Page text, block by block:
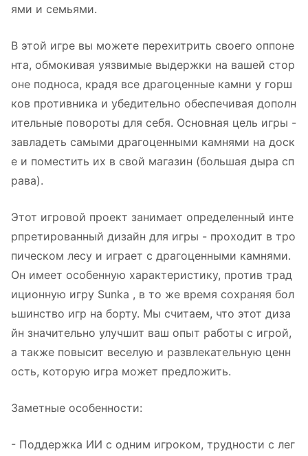
ями и семьями.
В этой игре вы можете перехитрить своего оппоне
нта, обмокивая уязвимые выдержки на вашей стор
оне подноса, крадя все драгоценные камни у горш
ков противника и убедительно обеспечивая дополн
ительные повороты для себя. Основная цель игры -
завладеть самыми драгоценными камнями на доск
е и поместить их в свой магазин (большая дыра сп
рава).
Этот игровой проект занимает определенный инте
рпретированный дизайн для игры - проходит в тро
пическом лесу и играет с драгоценными камнями.
Он имеет особенную характеристику, против трад
иционную игру Sunka , в то же время сохраняя бол
ьшинство игр на борту. Мы считаем, что этот диза
йн значительно улучшит ваш опыт работы с игрой,
а также повысит веселую и развлекательную ценн
ость, которую игра может предложить.
Заметные особенности:
- Поддержка ИИ с одним игроком, трудности с лег